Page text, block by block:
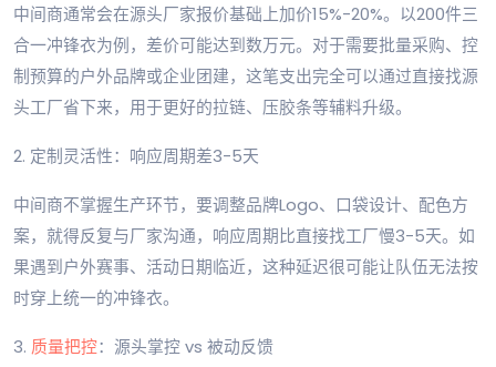
中间商通常会在源头厂家报价基础上加价15%-20%。以200件三
合一冲锋衣为例，差价可能达到数万元。对于需要批量采购、控
制预算的户外品牌或企业团建，这笔支出完全可以通过直接找源
头工厂省下来，用于更好的拉链、压胶条等辅料升级。
2. 定制灵活性：响应周期差3-5天
中间商不掌握生产环节，要调整品牌Logo、口袋设计、配色方
案，就得反复与厂家沟通，响应周期比直接找工厂慢3-5天。如
果遇到户外赛事、活动日期临近，这种延迟很可能让队伍无法按
时穿上统一的冲锋衣。
3. 质量把控：源头掌控 vs 被动反馈